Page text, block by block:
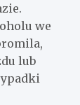
we
lub